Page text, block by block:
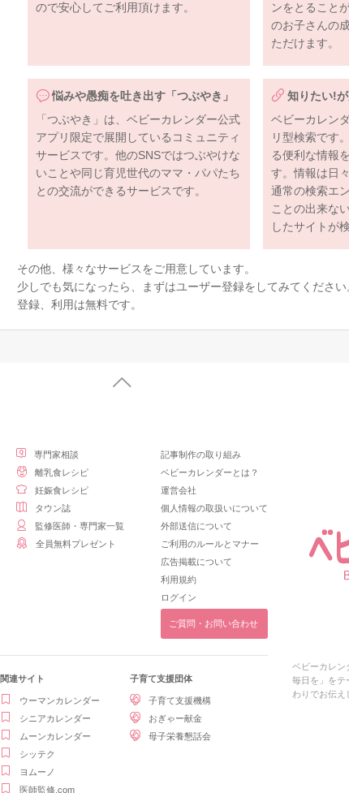
ので安心してご利用頂けます。
ンをとること
のお子さんの
ただけます。
悩みや愚痴を吐き出す「つぶやき」
「つぶやき」は、ベビーカレンダー公式
アプリ限定で展開しているコミュニティ
サービスです。他のSNSではつぶやけな
いことや同じ育児世代のママ・パパたち
との交流ができるサービスです。
知りたい!
ベビーカレン
リ型検索です
る便利な情報
す。情報は日
通常の検索エ
ことの出来な
したサイトが
その他、様々なサービスをご用意しています。
少しでも気になったら、まずはユーザー登録をしてみてください
登録、利用は無料です。
専門家相談
離乳食レシピ
妊娠食レシピ
タウン誌
監修医師・専門家一覧
全員無料プレゼント
記事制作の取り組み
ベビーカレンダーとは？
運営会社
個人情報の取扱いについて
外部送信について
ご利用のルールとマナー
広告掲載について
利用規約
ログイン
ご質問・お問い合わせ
関連サイト
ウーマンカレンダー
シニアカレンダー
ムーンカレンダー
シッテク
ヨムーノ
医師監修.com
子育て支援団体
子育て支援機構
おぎゃー献金
母子栄養懇話会
ベビーカレン
毎日を」をテ
わりでお伝え